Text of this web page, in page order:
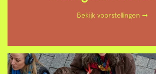
Bekijk voorstellingen ➞